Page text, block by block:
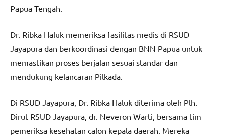
Papua Tengah.
Dr. Ribka Haluk memeriksa fasilitas medis di RSUD
Jayapura dan berkoordinasi dengan BNN Papua untuk
memastikan proses berjalan sesuai standar dan
mendukung kelancaran Pilkada.
Di RSUD Jayapura, Dr. Ribka Haluk diterima oleh Plh.
Dirut RSUD Jayapura, dr. Neveron Warti, bersama tim
pemeriksa kesehatan calon kepala daerah. Mereka